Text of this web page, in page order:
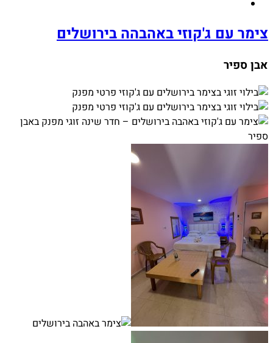
צימר עם ג'קוזי באהבהה בירושלים
אבן ספיר